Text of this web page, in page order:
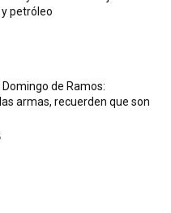
petróleo
Domingo de Ramos:
armas, recuerden que son